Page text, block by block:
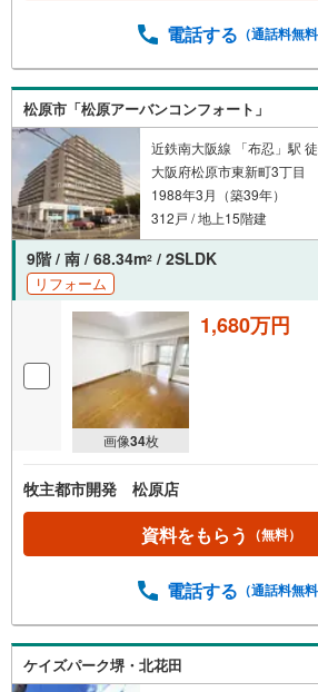
電話する （通話料無料
松原市「松原アーバンコンフォート」
近鉄南大阪線 「布忍」駅
大阪府松原市東新町3丁目
1988年3月（築39年）
312戸 / 地上15階建
9階 / 南 / 68.34m2 / 2SLDK
リフォーム
画像34枚
1,680万円
牧主都市開発 松原店
資料をもらう （無料）
電話する （通話料無料
ケイズパーク堺・北花田